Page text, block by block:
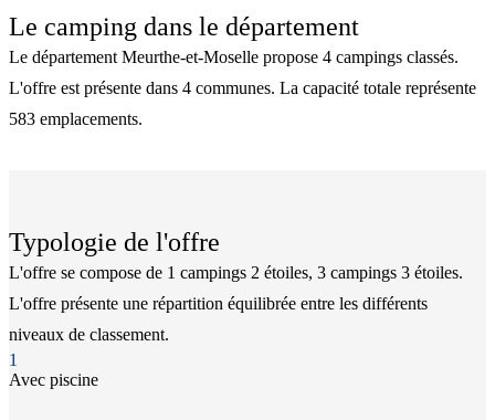
Le camping dans le département
Le département Meurthe-et-Moselle propose 4 campings classés.
L'offre est présente dans 4 communes. La capacité totale représente
583 emplacements.
Typologie de l'offre
L'offre se compose de 1 campings 2 étoiles, 3 campings 3 étoiles.
L'offre présente une répartition équilibrée entre les différents
niveaux de classement.
1
Avec piscine